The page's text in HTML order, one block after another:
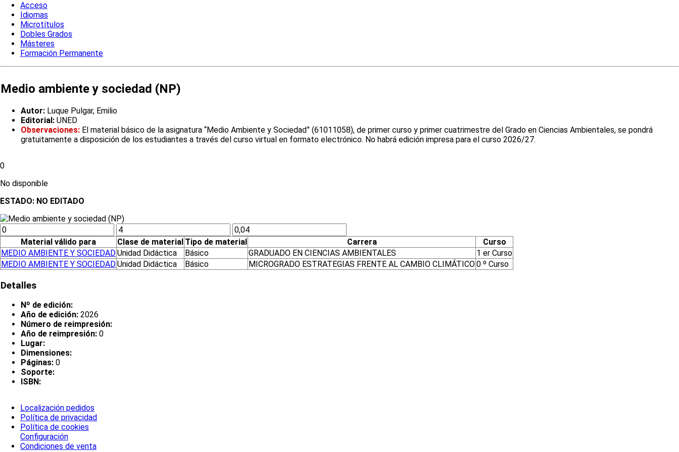
Acceso
Idiomas
Microtítulos
Dobles Grados
Másteres
Formación Permanente
Medio ambiente y sociedad (NP)
Autor: Luque Pulgar, Emilio
Editorial: UNED
Observaciones: El material básico de la asignatura “Medio Ambiente y Sociedad” (61011058), de primer curso y primer cuatrimestre del Grado en Ciencias Ambientales, se pondrá
gratuitamente a disposición de los estudiantes a través del curso virtual en formato electrónico. No habrá edición impresa para el curso 2026/27.
0
No disponible
ESTADO: NO EDITADO
Material válido para Clase de material Tipo de material Carrera
Curso
MEDIO AMBIENTE Y SOCIEDADUnidad Didáctica Básico GRADUADO EN CIENCIAS AMBIENTALES
1 er Curso
MEDIO AMBIENTE Y SOCIEDADUnidad Didáctica Básico MICROGRADO ESTRATEGIAS FRENTE AL CAMBIO CLIMÁTICO0 º Curso
Detalles
Nº de edición:
Año de edición: 2026
Número de reimpresión:
Año de reimpresión: 0
Lugar:
Dimensiones:
Páginas: 0
Soporte:
ISBN:
Localización pedidos
Política de privacidad
Política de cookies
Configuración
Condiciones de venta